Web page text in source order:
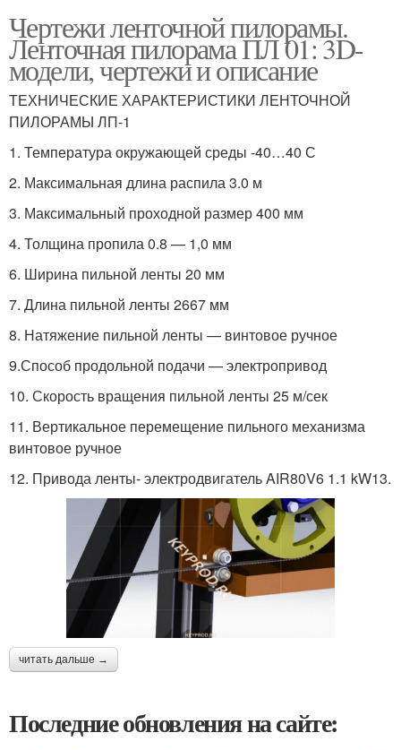
Чертежи ленточной пилорамы.
Ленточная пилорама ПЛ 01: 3D-
модели, чертежи и описание
ТЕХНИЧЕСКИЕ ХАРАКТЕРИСТИКИ ЛЕНТОЧНОЙ
ПИЛОРАМЫ ЛП-1
1. Температура окружающей среды -40…40 С
2. Максимальная длина распила 3.0 м
3. Максимальный проходной размер 400 мм
4. Толщина пропила 0.8 — 1,0 мм
6. Ширина пильной ленты 20 мм
7. Длина пильной ленты 2667 мм
8. Натяжение пильной ленты — винтовое ручное
9.Способ продольной подачи — электропривод
10. Скорость вращения пильной ленты 25 м/сек
11. Вертикальное перемещение пильного механизма
винтовое ручное
12. Привода ленты- электродвигатель AIR80V6 1.1 kW13.
читать дальше →
Последние обновления на сайте: